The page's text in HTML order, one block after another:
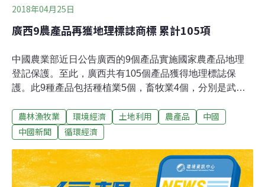
2018年04月25日
廣西9農產品再獲地理標誌商標 累計105項
中國農業部近日公告廣西的9個產品實施國家農產品地理
登記保護。至此，廣西共有105個產品獲得地理標誌保
護。此9種產品包括種植業5個，畜牧業4個，分別是武鳴
步南鄉鴨、德保矮馬、平果桂中花豬、欽州石斑魚。廣西
農業廳綠色食品辦公室表示，這些產品來源於特定地域，
造就了特別的產品品質。據不完全統計，帶有地理標誌商
標的農產品價格雖然普遍比同類產品價格高出20%～
農林漁牧業 環境經濟 土地利用 農產品
中國
中國新聞
循環經濟